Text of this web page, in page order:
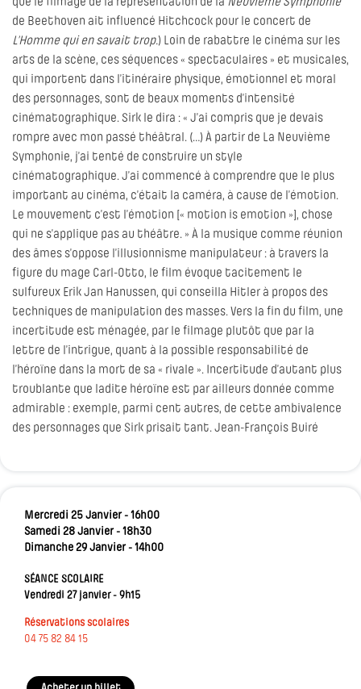
de Beethoven ait influencé Hitchcock pour le concert de
L’Homme qui en savait trop.) Loin de rabattre le cinéma sur les
arts de la scène, ces séquences « spectaculaires » et musicales,
qui importent dans l’itinéraire physique, émotionnel et moral
des personnages, sont de beaux moments d’intensité
cinématographique. Sirk le dira : « J’ai compris que je devais
rompre avec mon passé théâtral. (…) À partir de La Neuvième
Symphonie, j’ai tenté de construire un style
cinématographique. J’ai commencé à comprendre que le plus
important au cinéma, c’était la caméra, à cause de l’émotion.
Le mouvement c’est l’émotion [« motion is emotion »], chose
qui ne s’applique pas au théâtre. » À la musique comme réunion
des âmes s’oppose l’illusionnisme manipulateur : à travers la
figure du mage Carl-Otto, le film évoque tacitement le
sulfureux Erik Jan Hanussen, qui conseilla Hitler à propos des
techniques de manipulation des masses. Vers la fin du film, une
incertitude est ménagée, par le filmage plutôt que par la
lettre de l’intrigue, quant à la possible responsabilité de
l’héroïne dans la mort de sa « rivale ». Incertitude d’autant plus
troublante que ladite héroïne est par ailleurs donnée comme
admirable : exemple, parmi cent autres, de cette ambivalence
des personnages que Sirk prisait tant. Jean-François Buiré
Mercredi 25 Janvier - 16h00
Samedi 28 Janvier - 18h30
Dimanche 29 Janvier - 14h00
SÉANCE SCOLAIRE
Vendredi 27 janvier - 9h15
Réservations scolaires
04 75 82 84 15